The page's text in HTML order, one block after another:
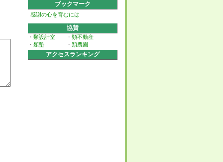
ブックマーク
感謝の心を育むには
協賛
・ 類設計室 ・ 類不動産
・ 類塾 ・ 類農園
アクセスランキング